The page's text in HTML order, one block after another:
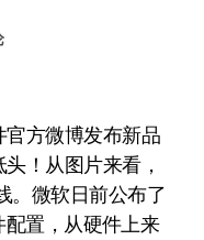
！从图片来看，
。微软日前公布了
配置，从硬件上来